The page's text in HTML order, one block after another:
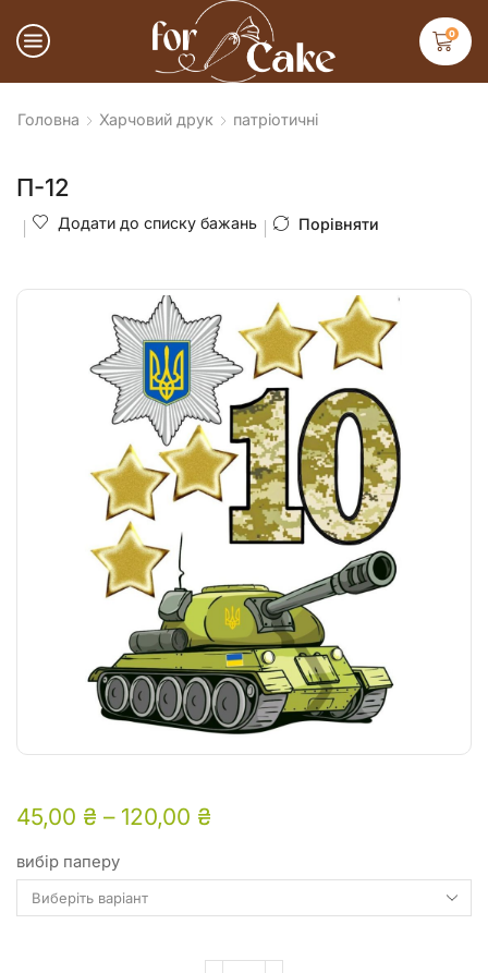
0
Головна Харчовий друк патріотичні
П-12
Додати до списку бажань Порівняти
45,00 ₴ – 120,00 ₴
вибір паперу